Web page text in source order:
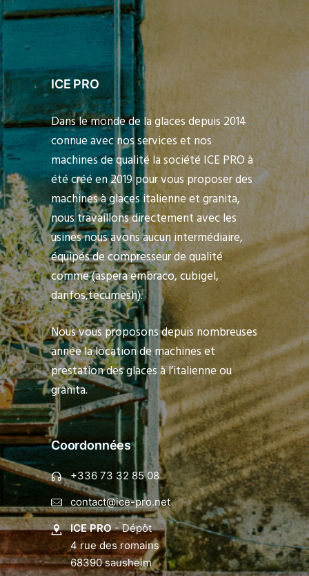
ICE PRO
Dans le monde de la glaces depuis 2014
connue avec nos services et nos
machines de qualité la société ICE PRO à
été créé en 2019 pour vous proposer des
machines à glaces italienne et granita,
nous travaillons directement avec les
usines nous avons aucun intermédiaire,
équipés de compresseur de qualité
comme (aspera embraco, cubigel,
danfos,tecumesh).
Nous vous proposons depuis nombreuses
année la location de machines et
prestation des glaces à l’italienne ou
granita.
Coordonnées
+336 73 32 85 08
contact@ice-pro.net
ICE PRO- Dépôt
4 rue des romains
68390 sausheim